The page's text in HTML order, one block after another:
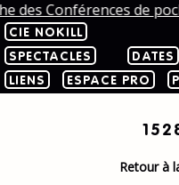
des Conférences de
CIE NOKILL
SPECTACLES
DATES
LIENS
ESPACE PRO
Retour à